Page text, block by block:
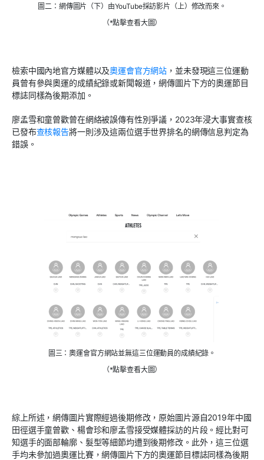
圖二：網傳圖片（下）由YouTube採訪影片（上）修改而來。
（*點擊查看大圖）
檢索中國內地官方媒體以及奧運會官方網站 ，並未發現這三位運動
員曾有參與奧運的成績紀錄或新聞報道，網傳圖片下方的奧運節目
標誌同樣為後期添加。
廖孟雪和童曾歡曾在網絡被誤傳有性別爭議， 2023年浸大事實查核
已發布查核報告將一則涉及這兩位選手世界排名的網傳信息判定為
錯誤。
圖三：奧運會官方網站並無這三位運動員的成績紀錄。
（*點擊查看大圖）
綜上所述，網傳圖片實際經過後期修改，原始圖片源自2019年中國
田徑選手童曾歡、楊會珍和廖孟雪接受媒體採訪的片段。經比對可
知選手的面部輪廓、髮型等細節均遭到後期修改。此外，這三位選
手均未參加過奧運比賽，網傳圖片下方的奧運節目標誌同樣為後期